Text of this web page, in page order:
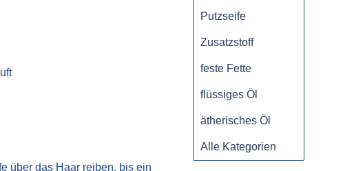
über das Haar reiben, bis ein
Putzseife
Zusatzstoff
feste Fette
flüssiges Öl
ätherisches Öl
Alle Kategorien